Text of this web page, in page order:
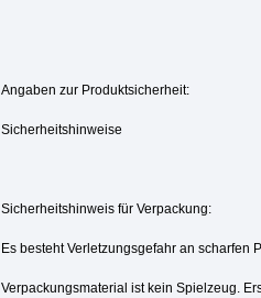
Angaben zur Produktsicherheit:
Sicherheitshinweise
Sicherheitshinweis für Verpackung:
Es besteht Verletzungsgefahr an
Verpackungsmaterial ist kein Spielzeug.